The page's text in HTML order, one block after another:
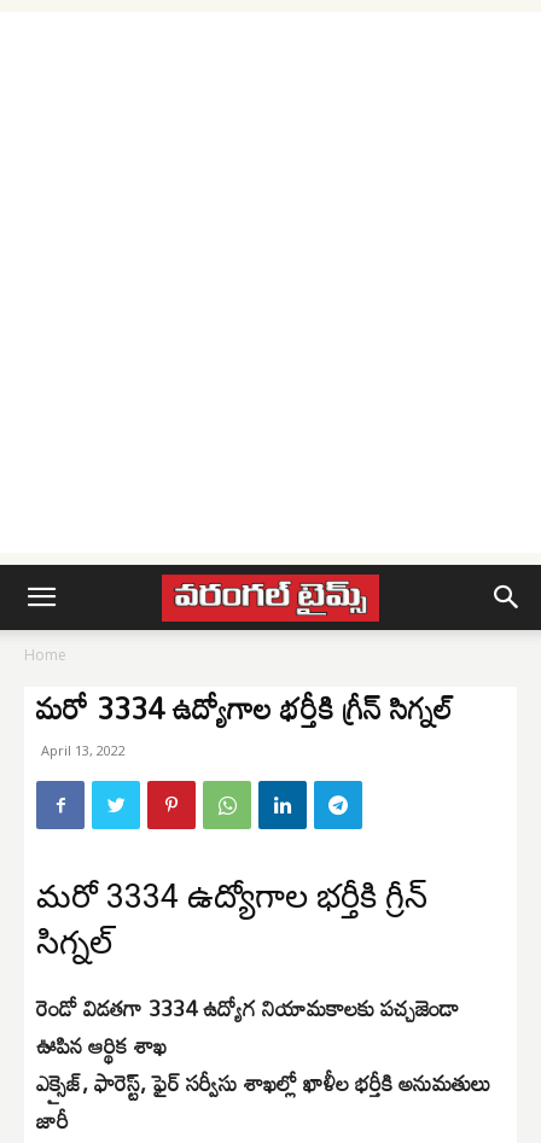
Home
మరో 3334 ఉద్యోగాల భర్తీకి గ్రీన్ సిగ్నల్
April 13, 2022
మరో 3334 ఉద్యోగాల భర్తీకి గ్రీన్
సిగ్నల్
రెండో విడతగా 3334 ఉద్యోగ నియామకాలకు పచ్చజెండా
ఊపిన ఆర్థిక శాఖ
ఎక్సైజ్, ఫారెస్ట్, ఫైర్ సర్వీసు శాఖల్లో ఖాళీల భర్తీకి అనుమతులు
జారీ